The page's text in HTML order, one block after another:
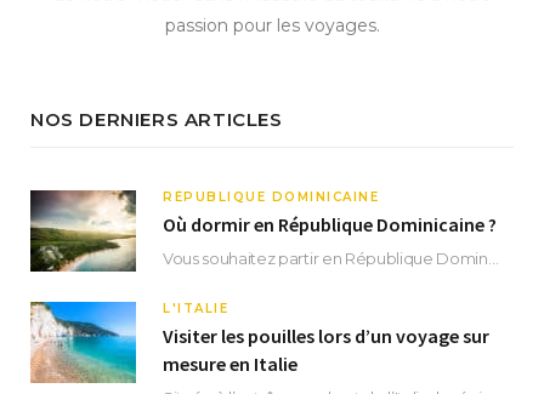
passion pour les voyages.
NOS DERNIERS ARTICLES
RÉPUBLIQUE DOMINICAINE
Où dormir en République Dominicaine ?
L'ITALIE
Visiter les pouilles lors d’un voyage sur
mesure en Italie